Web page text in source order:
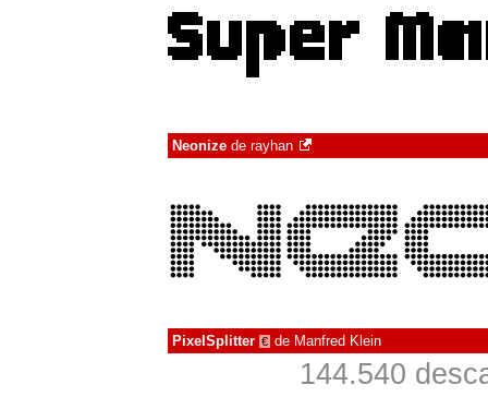
Neonize de rayhan
PixelSplitter € de Manfred Klein
144.540